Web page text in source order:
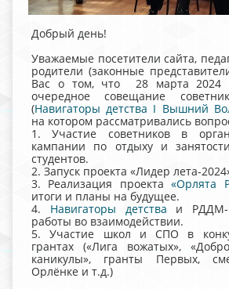
Добрый день!
Уважаемые посетители сайта,
родители (законные
Вас о том, что 28 марта 2024
очередное совещание
(Навигаторы детства I Вышний
на котором рассматривались
1. Участие советников в
кампании по отдыху и
студентов.
2. Запуск проекта «Лидер лета-
3. Реализация проекта«Орлята
итоги и планы на будущее.
4. Навигаторы детства и РДДМ-
работы во взаимодействии.
5. Участие школ и СПО в
грантах («Лига вожатых»,
каникулы», гранты Первых,
Орлёнке и т.д.)